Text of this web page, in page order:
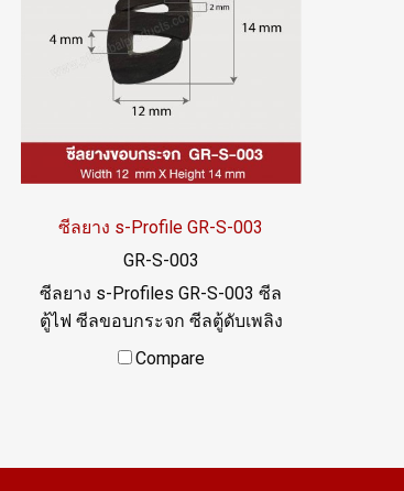
ซีลยาง s-Profile GR-S-003
GR-S-003
ซีลยาง s-Profiles GR-S-003 ซีล
ตู้ไฟ ซีลขอบกระจก ซีลตู้ดับเพลิง
พร้อมส่ง Tel: 0 2489 5525 / 09
Compare